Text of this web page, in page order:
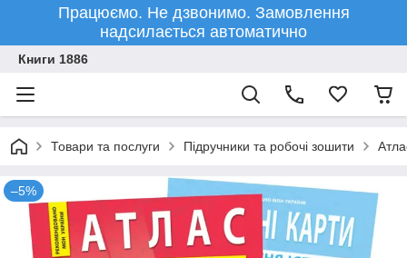
Працюємо. Не дзвонимо. Замовлення
надсилається автоматично
Книги 1886
Товари та послуги Підручники та робочі зошити
–5%